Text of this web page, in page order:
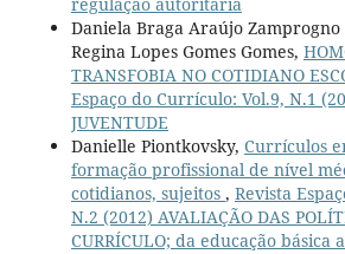
Daniela Braga Araújo
Regina Lopes Gomes Gomes,
TRANSFOBIA NO COTIDIANO
Espaço do Currículo: Vol.9, N.1
JUVENTUDE
Danielle Piontkovsky, Currículos
formação profissional de nível
cotidianos, sujeitos , Revista
N.2 (2012) AVALIAÇÃO DAS
CURRÍCULO; da educação básica